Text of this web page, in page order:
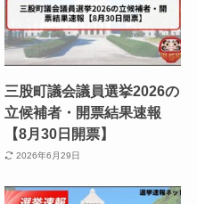
三股町議会議員選挙2026の
立候補者・開票結果速報
【8月30日開票】
2026年6月29日